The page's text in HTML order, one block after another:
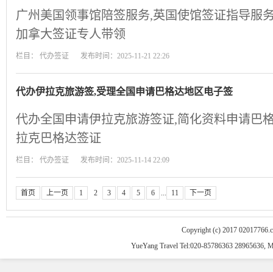
广州美国领事馆陪签服务,英国使馆签证指导服
加拿大签证专人带领
栏目： 代办签证 发布时间：2025-11-21 22:26
代办伊拉克旅游签,受理全国申请巴格达地区电子签
代办全国申请伊拉克旅游签证,简化资料申请巴
拉克巴格达签证
栏目： 代办签证 发布时间：2025-11-14 22:09
首页 上一页 1 2 3 4 5 6 ... 11 下一页
Copyright (c) 2017
YueYang Travel Tel:020-85786363 28965636,